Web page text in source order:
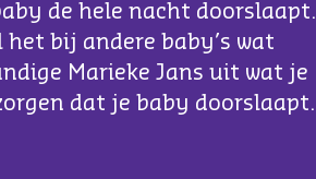
de hele nacht doorslaapt.
bij andere baby’s wat
Marieke Jans uit wat je
dat je baby doorslaapt.